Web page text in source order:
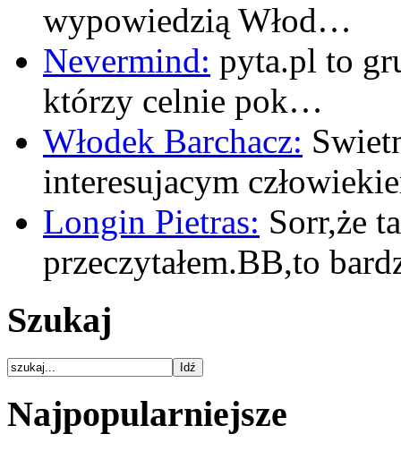
wypowiedzią Włod…
Nevermind: pyta.pl to
którzy celnie pok…
Włodek Barchacz:
interesujacym
Longin Pietras: Sorr,że
przeczytałem.BB,to
Szukaj
Najpopularniejsze